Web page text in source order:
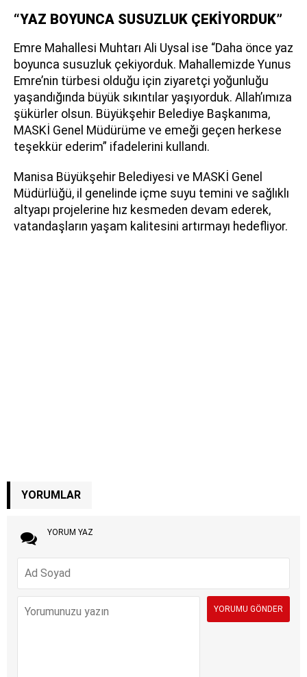
“YAZ BOYUNCA SUSUZLUK ÇEKİYORDUK”
Emre Mahallesi Muhtarı Ali Uysal ise “Daha önce yaz
boyunca susuzluk çekiyorduk. Mahallemizde Yunus
Emre’nin türbesi olduğu için ziyaretçi yoğunluğu
yaşandığında büyük sıkıntılar yaşıyorduk. Allah’ımıza
şükürler olsun. Büyükşehir Belediye Başkanıma,
MASKİ Genel Müdürüme ve emeği geçen herkese
teşekkür ederim” ifadelerini kullandı.
Manisa Büyükşehir Belediyesi ve MASKİ Genel
Müdürlüğü, il genelinde içme suyu temini ve sağlıklı
altyapı projelerine hız kesmeden devam ederek,
vatandaşların yaşam kalitesini artırmayı hedefliyor.
YORUMLAR
YORUM YAZ